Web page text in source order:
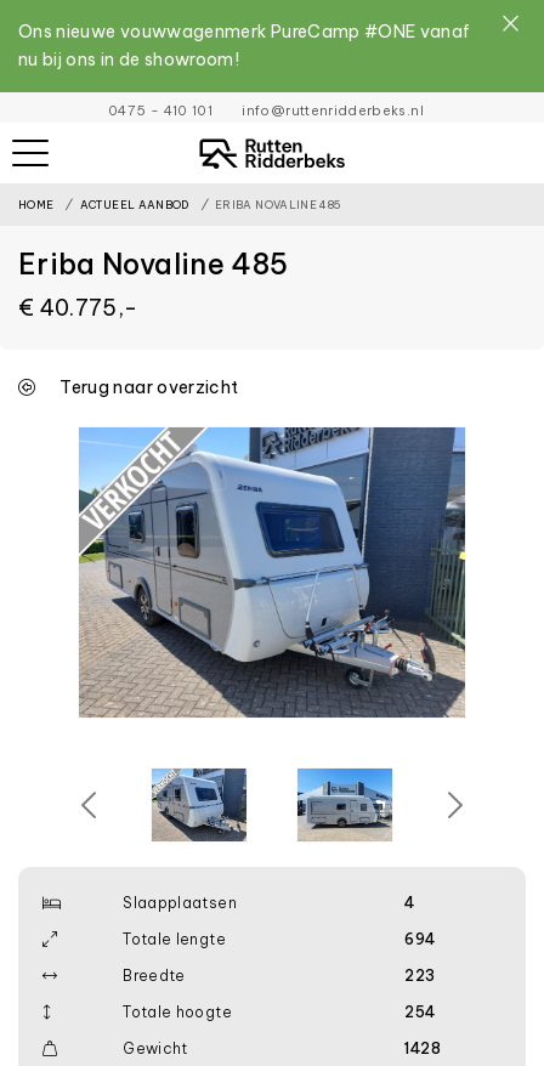
must
and
be
placed
inside
assets
0475 - 410 101 info@ruttenridderbeks.nl
Ons nieuwe vouwwagenmerk PureCamp #ONE vanaf
nu bij ons in de showroom!
HOME ACTUEEL AANBOD ERIBA NOVALINE 485
Eriba Novaline 485
€ 40.775,-
Terug naar overzicht
Slaapplaatsen
4
Totale lengte
694
Breedte
223
Totale hoogte
254
Gewicht
1428